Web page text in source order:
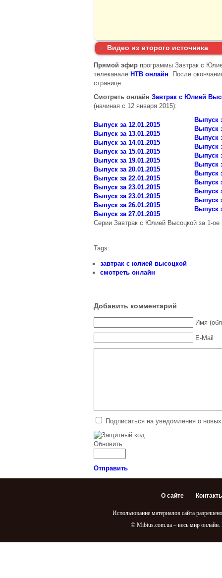
Видео из второго источника
Прямой эфир программы Завтрак с
телеканале НТВ онлайн. После
странице.
Смотреть онлайн Завтрак с Юлией
(начиная с 12 января 2015):
Выпуск за 12.01.2015
Выпуск за 13.01.2015
Выпуск за 14.01.2015
Выпуск за 15.01.2015
Выпуск за 19.01.2015
Выпуск за 20.01.2015
Выпуск за 22.01.2015
Выпуск за 23.01.2015
Выпуск за 23.01.2015
Выпуск за 26.01.2015
Выпуск за 27.01.2015
Выпуск
Выпуск
Выпуск
Выпуск
Выпуск
Выпуск
Выпуск
Выпуск
Выпуск
Выпуск
Выпуск
Серии Завтрак с Юлией Высоцкой за 1-
Tags:
завтрак с юлией высоцкой
смотреть онлайн
Добавить комментарий
Имя
E-Mail
Подписаться на уведомления о
Обновить
Отправить
О сайте
Использование материалов сайта
© Mibius.com.ua – весь мир онлайн.